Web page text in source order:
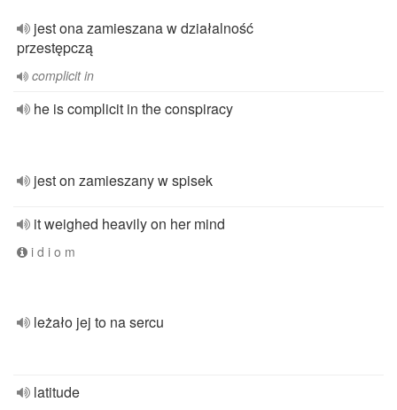
jest ona zamieszana w działalność
przestępczą
complicit in
he is complicit in the conspiracy
jest on zamieszany w spisek
it weighed heavily on her mind
i d i o m
leżało jej to na sercu
latitude